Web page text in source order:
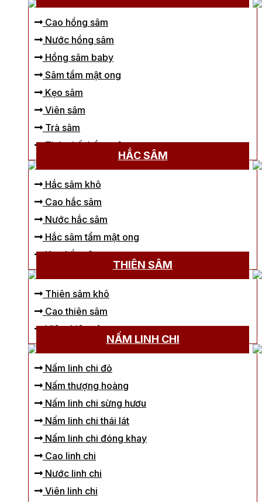
Cao hồng sâm
Nước hồng sâm
Hồng sâm baby
Sâm tẩm mật ong
Kẹo sâm
Viên sâm
Trà sâm
Tinh chất hồng sâm
HẮC SÂM
Hắc sâm khô
Cao hắc sâm
Nước hắc sâm
Hắc sâm tẩm mật ong
Kẹo hắc sâm
THIÊN SÂM
Thiên sâm khô
Cao thiên sâm
Viên thiên sâm
NẤM LINH CHI
Nấm linh chi đỏ
Nấm thượng hoàng
Nấm linh chi sừng hươu
Nấm linh chi thái lát
Nấm linh chi đóng khay
Cao linh chi
Nước linh chi
Viên linh chi